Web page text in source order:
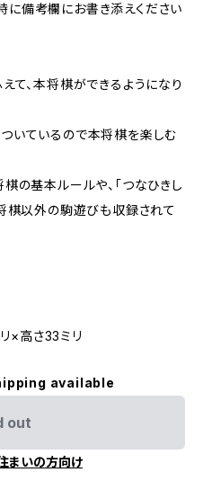
備考欄にお書き添えください
て、本将棋ができるようになり
いているので本将棋を楽しむ
棋の基本ルールや、「つなひきし
将棋以外の駒遊びも収録されて
×高さ33ミリ
available
out
まいの方向け